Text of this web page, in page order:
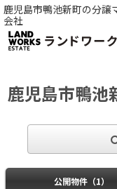
鹿児島市鴨池新町の分譲
会社
鹿児島市鴨池
公開物件（1）